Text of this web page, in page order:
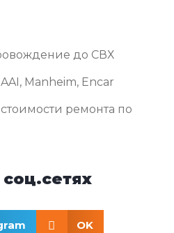
до СВХ
Manheim, Encar
ремонта по
OK